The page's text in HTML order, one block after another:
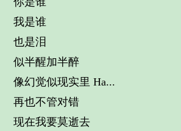
我是谁
也是泪
似半醒加半醉
像幻觉似现实里 Ha...
再也不管对错
现在我要莫逝去